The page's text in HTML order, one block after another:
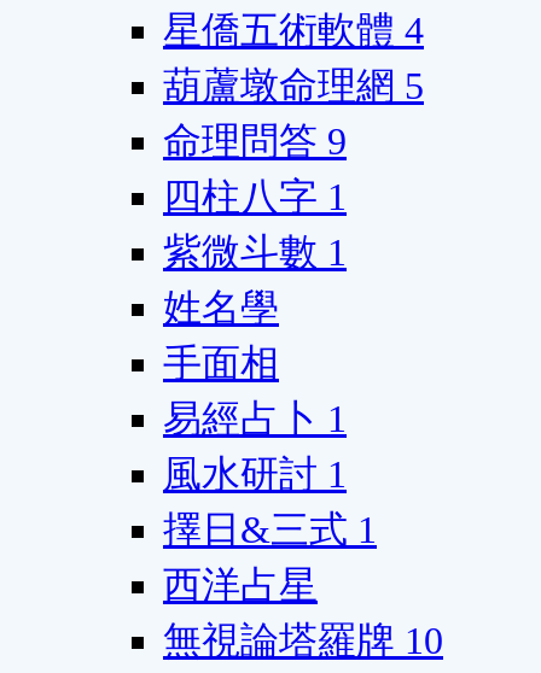
星僑五術軟體 4
葫蘆墩命理網 5
命理問答 9
四柱八字 1
紫微斗數 1
姓名學
手面相
易經占卜 1
風水研討 1
擇日&三式 1
西洋占星
無視論塔羅牌 10